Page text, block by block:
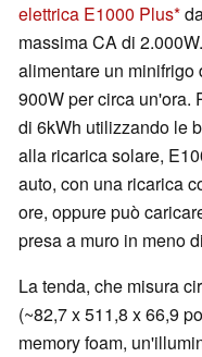
elettrica E1000 Plus
massima CA di
alimentare un minifrigo
900W per circa un'ora.
di 6kWh utilizzando le
alla ricarica solare,
auto, con una ricarica
ore, oppure può
presa a muro in meno
La tenda, che misura
(~82,7 x 511,8 x 66,9
memory foam,